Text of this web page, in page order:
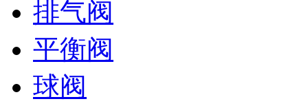
排气阀
平衡阀
球阀